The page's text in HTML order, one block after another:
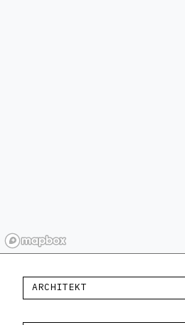
ARCHITEKT